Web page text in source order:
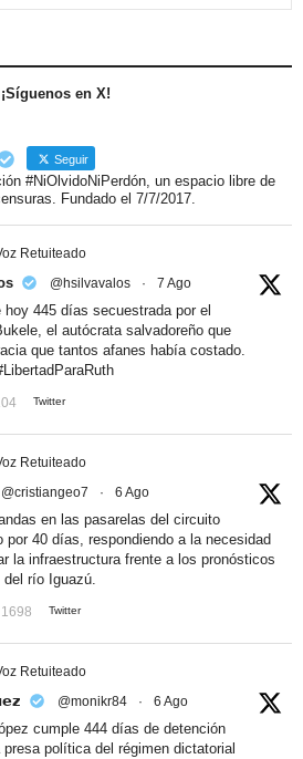
¡Síguenos en X!
Seguir
#NiOlvidoNiPerdón, un espacio libre de
Fundado el 7/7/2017.
Retuiteado
@hsilvavalos · 7 Ago
hoy 445 días secuestrada por el
el autócrata salvadoreño que
que tantos afanes había costado.
Twitter
Retuiteado
@cristiangeo7 · 6 Ago
en las pasarelas del circuito
por 40 días, respondiendo a la necesidad
la infraestructura frente a los pronósticos
río Iguazú.
1698 Twitter
Retuiteado
@monikr84 · 6 Ago
cumple 444 días de detención
política del régimen dictatorial